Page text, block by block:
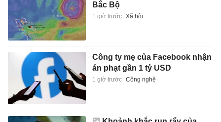
1 giờ trước Công nghệ
Khoảnh khắc run rẩy của
tuyển Việt Nam
1 giờ trước Thể thao
Atletico ưu ái Lee Kang-in